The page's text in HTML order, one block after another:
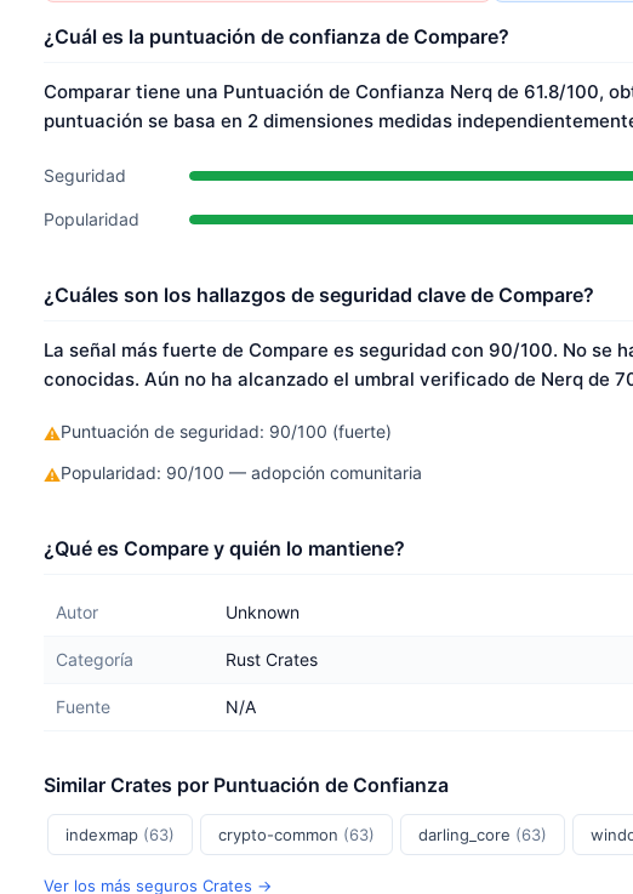
¿Cuál es la puntuación de confianza de Compare?
Comparar tiene una Puntuación de Confianza Nerq de 61.8/100,
puntuación se basa en 2 dimensiones medidas
Seguridad
Popularidad
¿Cuáles son los hallazgos de seguridad clave de Compare?
La señal más fuerte de Compare es seguridad con 90/100. No se
conocidas. Aún no ha alcanzado el umbral verificado de Nerq de
⚠Puntuación de seguridad: 90/100 (fuerte)
⚠Popularidad: 90/100 — adopción comunitaria
¿Qué es Compare y quién lo mantiene?
Autor Unknown
Categoría Rust Crates
Fuente N/A
Similar Crates por Puntuación de Confianza
indexmap (63) crypto-common (63) darling_core (63)
Ver los más seguros Crates →